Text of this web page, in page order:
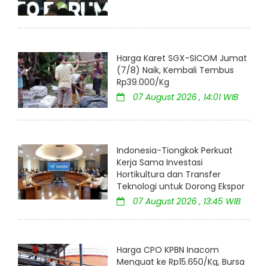
Harga Karet SGX-SICOM Jumat
(7/8) Naik, Kembali Tembus
Rp39.000/Kg
07 August 2026 , 14:01 WIB
Indonesia-Tiongkok Perkuat
Kerja Sama Investasi
Hortikultura dan Transfer
Teknologi untuk Dorong Ekspor
07 August 2026 , 13:45 WIB
Harga CPO KPBN Inacom
Menguat ke Rp15.650/Kg, Bursa